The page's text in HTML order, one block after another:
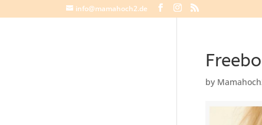
info@mamahoch2.de
by